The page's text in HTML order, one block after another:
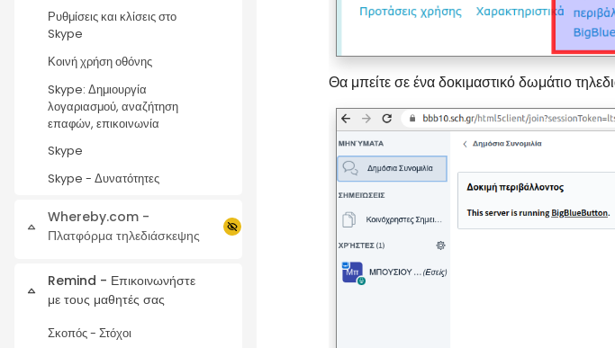
Ρυθμίσεις και κλίσεις στο
Skype
Κοινή χρήση οθόνης
Skype: Δημιουργία
λογαριασμού, αναζήτηση
επαφών, επικοινωνία
Skype
Skype - Δυνατότητες
Collapse
Whereby.com -
Πλατφόρμα τηλεδιάσκεψης
Collapse
Remind - Επικοινωνήστε
με τους μαθητές σας
Σκοπός - Στόχοι
Θα μπείτε σε ένα δοκιμαστικό δωμάτιο